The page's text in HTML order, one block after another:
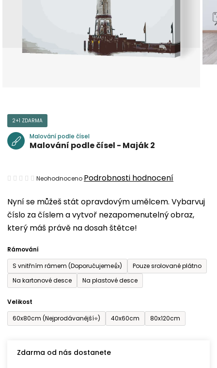
Nyní se můžeš stát opravdovým umělcem. Vybarvuj
číslo za číslem a vytvoř nezapomenutelný obraz,
který máš právě na dosah štětce!
Rámování
S vnitřním rámem (Doporučujeme👍)
Pouze srolované plátno
Na kartonové desce
Na plastové desce
Velikost
60x80cm (Nejprodávanější⭐)
40x60cm 80x120cm
Zdarma od nás dostanete
2+1 ZDARMA
Malování podle čísel
Malování podle čísel - Maják 2
Průměrné
produktu
je
0,0
5
hvězdiček.
Neohodnoceno Podrobnosti hodnocení